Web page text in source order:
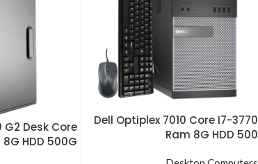
Dell Optiplex 7010 Core I7-3770
Ram 8G HDD 500
G2 Desk Core
HDD 500G